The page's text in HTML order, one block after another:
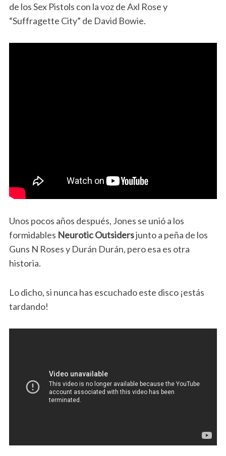
de los Sex Pistols con la voz de Axl Rose y
“Suffragette City” de David Bowie.
Unos pocos años después, Jones se unió a los
formidables Neurotic Outsidersjunto a peña de los
Guns N Roses y Durán Durán, pero esa es otra
historia.
Lo dicho, si nunca has escuchado este disco ¡estás
tardando!